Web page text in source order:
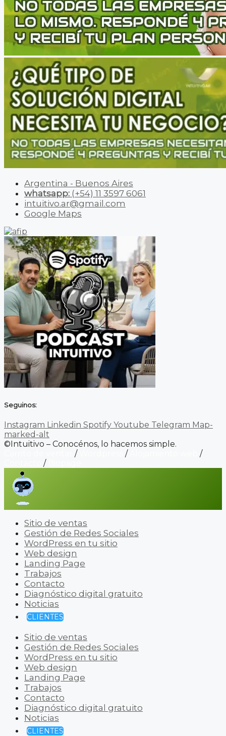
Argentina - Buenos Aires
whatsapp: (+54) 11 3597 6061
intuitivo.ar@gmail.com
Google Maps
Seguinos:
Instagram Linkedin Spotify Youtube Telegram Map-
marked-alt
©Intuitivo – Conocénos, lo hacemos simple.
/ /
/
/
Sitio de ventas
Gestión de Redes Sociales
WordPress en tu sitio
Web design
Landing Page
Trabajos
Contacto
Diagnóstico digital gratuito
Noticias
CLIENTES
Sitio de ventas
Gestión de Redes Sociales
WordPress en tu sitio
Web design
Landing Page
Trabajos
Contacto
Diagnóstico digital gratuito
Noticias
CLIENTES